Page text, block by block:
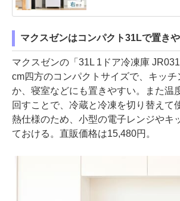
マクスゼンはコンパクト31Lで置き
マクスゼンの「31L 1ドア冷凍庫
cm四方のコンパクトサイズで、キッチ
か、寝室などにも置きやすい。また温
回すことで、冷蔵と冷凍を切り替えて
熱仕様のため、小型の電子レンジやキ
ておける。直販価格は15,480円。